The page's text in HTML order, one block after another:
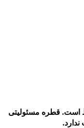
قطره مسئولیتی